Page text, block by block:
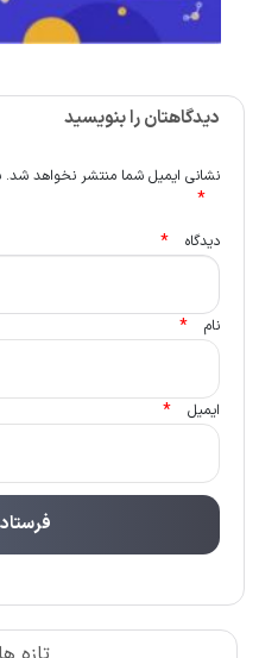
دیدگاهتان را بنویسید
نشانی ایمیل شما منتشر نخواهد شد.
*
دیدگاه *
نام *
ایمیل *